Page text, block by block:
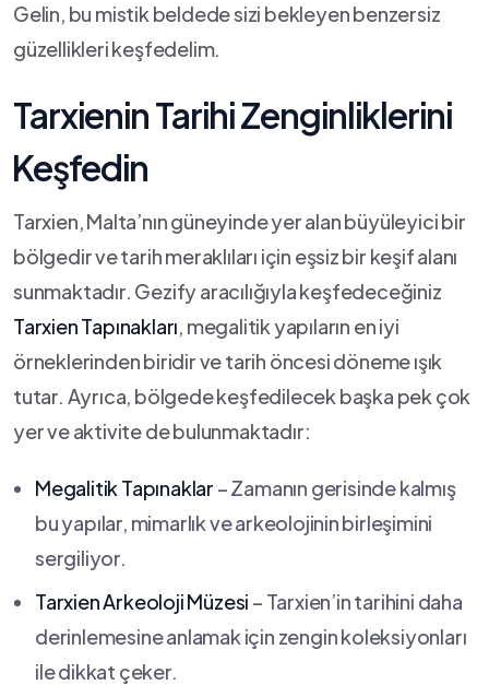
Gelin, bu mistik beldede sizi bekleyen benzersiz
güzellikleri keşfedelim.
Tarxienin Tarihi Zenginliklerini
⁢Keşfedin
Tarxien, Malta’nın güneyinde yer alan büyüleyici bir
bölgedir⁣ ve tarih meraklıları için​ eşsiz ⁢bir keşif ⁤alanı
sunmaktadır. Gezify aracılığıyla keşfedeceğiniz
Tarxien Tapınakları, megalitik yapıların en iyi
örneklerinden biridir ve tarih öncesi döneme ışık
tutar. Ayrıca, bölgede keşfedilecek başka pek çok
yer ve aktivite de bulunmaktadır:
Megalitik Tapınaklar – Zamanın gerisinde kalmış
bu yapılar, mimarlık ve arkeolojinin⁣ birleşimini
sergiliyor.
Tarxien Arkeoloji Müzesi – Tarxien’in tarihini daha
derinlemesine anlamak​ için zengin koleksiyonları
ile dikkat çeker.